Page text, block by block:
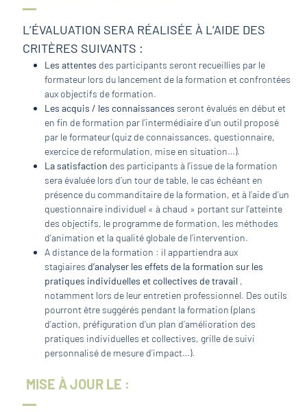
L’ÉVALUATION SERA RÉALISÉE À L’AIDE DES
CRITÈRES SUIVANTS :
Les attentes des participants seront recueillies par le
formateur lors du lancement de la formation et confrontées
aux objectifs de formation.
Les acquis / les connaissances seront évalués en début et
en fin de formation par l’intermédiaire d’un outil proposé
par le formateur (quiz de connaissances, questionnaire,
exercice de reformulation, mise en situation…).
La satisfaction des participants à l’issue de la formation
sera évaluée lors d’un tour de table, le cas échéant en
présence du commanditaire de la formation, et à l’aide d’un
questionnaire individuel « à chaud » portant sur l’atteinte
des objectifs, le programme de formation, les méthodes
d’animation et la qualité globale de l’intervention.
A distance de la formation : il appartiendra aux
stagiaires d’analyser les effets de la formation sur les
pratiques individuelles et collectives de travail ,
notamment lors de leur entretien professionnel. Des outils
pourront être suggérés pendant la formation (plans
d’action, préfiguration d’un plan d’amélioration des
pratiques individuelles et collectives, grille de suivi
personnalisé de mesure d’impact…).
MISE À JOUR LE :